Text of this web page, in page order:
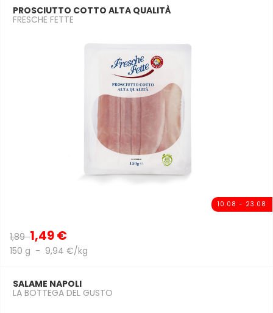
10.08 - 23.08
PROSCIUTTO COTTO ALTA QUALITÀ
FRESCHE FETTE
1,891,49 €
150 g - 9,94 €/kg
SALAME NAPOLI
LA BOTTEGA DEL GUSTO